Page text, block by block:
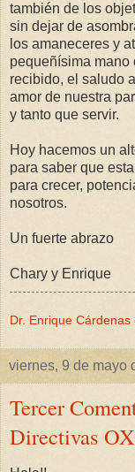
también de los
sin dejar de
los amaneceres y
pequeñísima mano
recibido, el saludo
amor de nuestra
y tanto que servir.
Hoy hacemos un
para saber que
para crecer,
nosotros.
Un fuerte abrazo
Chary y Enrique
Dr. Enrique Cárdenas
viernes, 9 de mayo
Tercer
Directivas